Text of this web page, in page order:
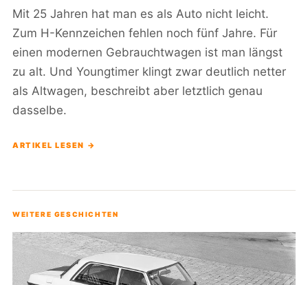
Mit 25 Jahren hat man es als Auto nicht leicht.
Zum H-Kennzeichen fehlen noch fünf Jahre. Für
einen modernen Gebrauchtwagen ist man längst
zu alt. Und Youngtimer klingt zwar deutlich netter
als Altwagen, beschreibt aber letztlich genau
dasselbe.
ARTIKEL LESEN →
WEITERE GESCHICHTEN